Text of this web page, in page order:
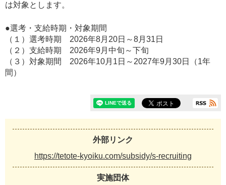
は対象とします。
●選考・支給時期・対象期間
（１）選考時期 2026年8月20日～8月31日
（２）支給時期 2026年9月中旬～下旬
（３）対象期間 2026年10月1日～2027年9月30日（1年
間）
外部リンク
https://tetote-kyoiku.com/subsidy/s-recruiting
実施団体